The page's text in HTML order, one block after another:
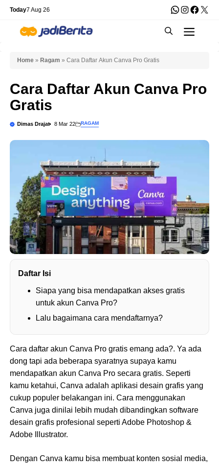
Skip
content
Today7 Aug 26 WhatsApp
X
Home » Ragam » Cara Daftar Akun Canva Pro Gratis
Cara Daftar Akun Canva Pro
Gratis
Dimas Drajat 8 Mar 22 RAGAM
Daftar Isi
Siapa yang bisa mendapatkan akses gratis
untuk akun Canva Pro?
Lalu bagaimana cara mendaftarnya?
Cara daftar akun Canva Pro gratis emang ada?. Ya ada
dong tapi ada beberapa syaratnya supaya kamu
mendapatkan akun Canva Pro secara gratis. Seperti
kamu ketahui, Canva adalah aplikasi desain grafis yang
cukup populer belakangan ini. Cara menggunakan
Canva juga dinilai lebih mudah dibandingkan software
desain grafis profesional seperti Adobe Photoshop &
Adobe Illustrator.
Dengan Canva kamu bisa membuat konten sosial media,